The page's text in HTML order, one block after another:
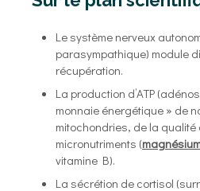
Le système nerveux
parasympathique) module
récupération.
La production d’ATP
monnaie énergétique » de
mitochondries, de la qualité
micronutriments (
vitamine B).
La sécrétion de cortisol